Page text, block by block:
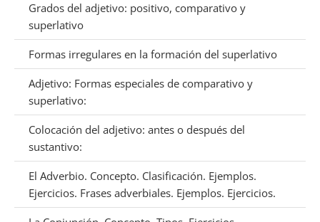
Grados del adjetivo: positivo, comparativo y
superlativo
Formas irregulares en la formación del superlativo
Adjetivo: Formas especiales de comparativo y
superlativo:
Colocación del adjetivo: antes o después del
sustantivo:
El Adverbio. Concepto. Clasificación. Ejemplos.
Ejercicios. Frases adverbiales. Ejemplos. Ejercicios.